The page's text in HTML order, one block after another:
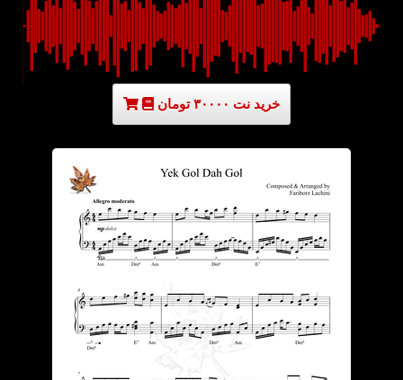
خرید نت ۳۰۰۰۰ تومان